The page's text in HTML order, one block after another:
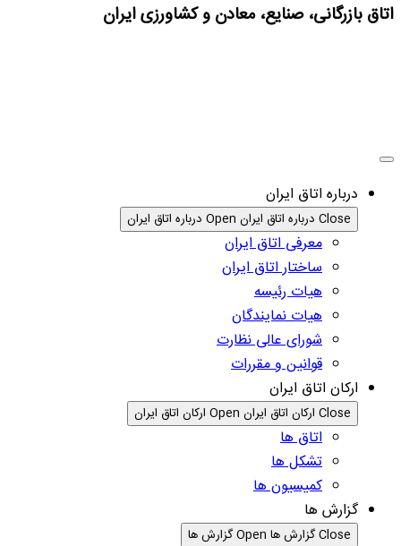
اتاق بازرگانی، صنایع، معادن و کشاورزی ایران
درباره اتاق ایران
Close درباره اتاق ایران Open درباره اتاق ایران
معرفی اتاق ایران
ساختار اتاق ایران
هیات رئیسه
هیات نمایندگان
شورای عالی نظارت
قوانین و مقررات
ارکان اتاق ایران
Close ارکان اتاق ایران Open ارکان اتاق ایران
اتاق ها
تشکل ها
کمیسیون ها
گزارش ها
Close گزارش ها Open گزارش ها